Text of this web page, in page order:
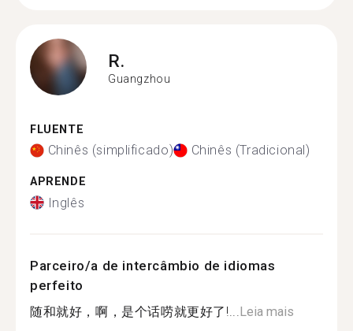
R.
Guangzhou
FLUENTE
Chinês (simplificado) Chinês (Tradicional)
APRENDE
Inglês
Parceiro/a de intercâmbio de idiomas
perfeito
随和就好，啊，是个话唠就更好了!... Leia mais